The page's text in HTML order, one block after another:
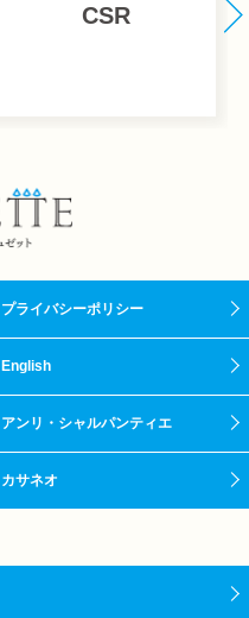
CSR
プライバシーポリシー
English
アンリ・シャルパンティエ
カサネオ